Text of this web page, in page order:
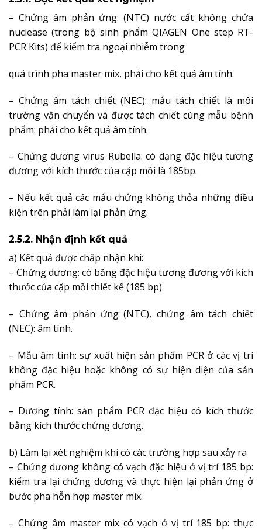
– Chứng âm phản ứng: (NTC) nước cất không chứa
nuclease (trong bộ sinh phẩm QIAGEN One step RT-
PCR Kits) để kiểm tra ngoại nhiễm trong
quá trình pha master mix, phải cho kết quả âm tính.
– Chứng âm tách chiết (NEC): mẫu tách chiết là môi
trường vận chuyển và được tách chiết cùng mẫu bệnh
phẩm: phải cho kết quả âm tính.
– Chứng dương virus Rubella: có dạng đặc hiệu tương
đương với kích thước của cặp mồi là 185bp.
– Nếu kết quả các mẫu chứng không thỏa những điều
kiện trên phải làm lại phản ứng.
2.5.2. Nhận định kết quả
a) Kết quả được chấp nhận khi:
– Chứng dương: có băng đặc hiệu tương đương với kích
thước của cặp mồi thiết kế (185 bp)
– Chứng âm phản ứng (NTC), chứng âm tách chiết
(NEC): âm tính.
– Mẫu âm tính: sự xuất hiện sản phẩm PCR ở các vị trí
không đặc hiệu hoặc không có sự hiện diện của sản
phẩm PCR.
– Dương tính: sản phẩm PCR đặc hiệu có kích thước
bằng kích thước chứng dương.
b) Làm lại xét nghiệm khi có các trường hợp sau xảy ra
– Chứng dương không có vạch đặc hiệu ở vị trí 185 bp:
kiểm tra lại chứng dương và thực hiện lại phản ứng ở
bước pha hỗn hợp master mix.
– Chứng âm master mix có vạch ở vị trí 185 bp: thực